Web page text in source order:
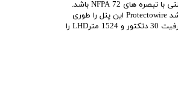
انعطاف پذیری این پنل به نوبه خود یک انقلاب به تمام عیار میباشد Protectowire این پنل را طوری
طراحی کرده که با استفاده از ماژول میتوان تا حداکثر 46 زون با ظرفیت 30 دتکتور و 1524 مترLHD را